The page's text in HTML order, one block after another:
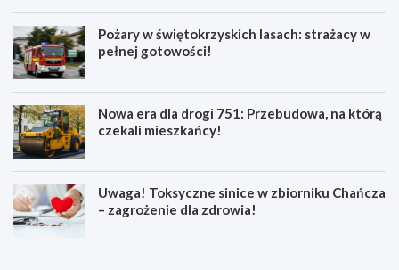
Pożary w świętokrzyskich lasach: strażacy w
pełnej gotowości!
Nowa era dla drogi 751: Przebudowa, na którą
czekali mieszkańcy!
Uwaga! Toksyczne sinice w zbiorniku Chańcza
– zagrożenie dla zdrowia!